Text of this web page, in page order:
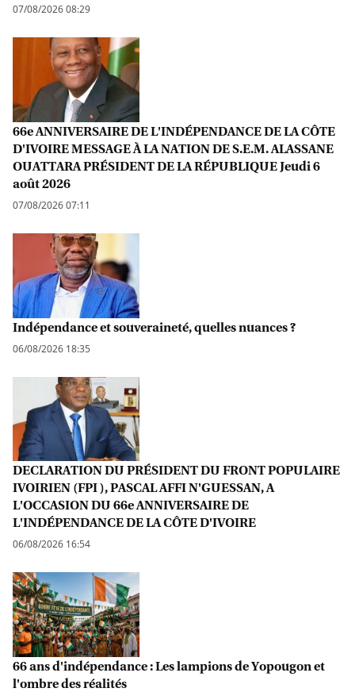
07/08/2026 08:29
66e ANNIVERSAIRE DE L'INDÉPENDANCE DE LA CÔTE
D'IVOIRE MESSAGE À LA NATION DE S.E.M. ALASSANE
OUATTARA PRÉSIDENT DE LA RÉPUBLIQUE Jeudi 6
août 2026
07/08/2026 07:11
Indépendance et souveraineté, quelles nuances ?
06/08/2026 18:35
DECLARATION DU PRÉSIDENT DU FRONT POPULAIRE
IVOIRIEN (FPI ), PASCAL AFFI N'GUESSAN, A
L'OCCASION DU 66e ANNIVERSAIRE DE
L'INDÉPENDANCE DE LA CÔTE D'IVOIRE
06/08/2026 16:54
66 ans d'indépendance : Les lampions de Yopougon et
l'ombre des réalités